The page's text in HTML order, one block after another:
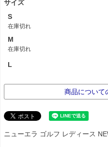
サイズ
S
在庫切れ
M
在庫切れ
L
商品について
ニューエラ ゴルフ レディース